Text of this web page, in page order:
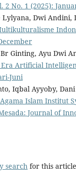
2 No. 1 (2025):
Lylyana, Dwi
Ginting, Ayu Dwi
Era Artificial
Juni
Iqbal Ayyoby,
Islam Institut
Journal of
searchfor this